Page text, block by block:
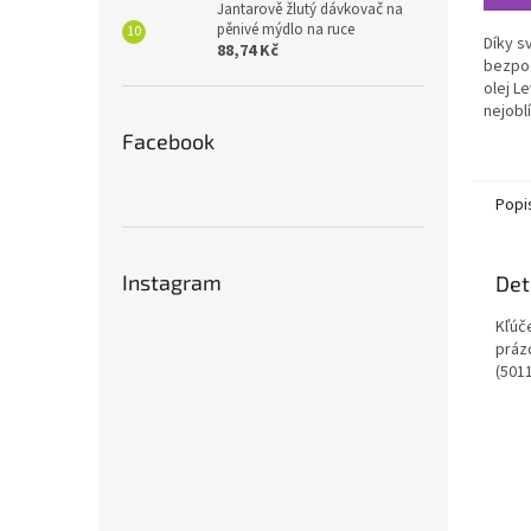
Jantarově žlutý dávkovač na
pěnivé mýdlo na ruce
88,74 Kč
Facebook
Instagram
Díky
olej
Její
dále
těla